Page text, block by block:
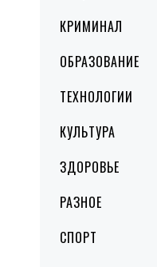
КРИМИНАЛ
ОБРАЗОВАНИЕ
ТЕХНОЛОГИИ
КУЛЬТУРА
ЗДОРОВЬЕ
РАЗНОЕ
СПОРТ